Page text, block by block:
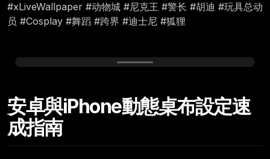
#xLiveWallpaper #动物城 #尼克王 #警长 #胡迪 #玩具总动
员 #Cosplay #舞蹈 #跨界 #迪士尼 #狐狸
Thursday, March 26
12:00
安卓與iPhone動態桌布設定速
成指南